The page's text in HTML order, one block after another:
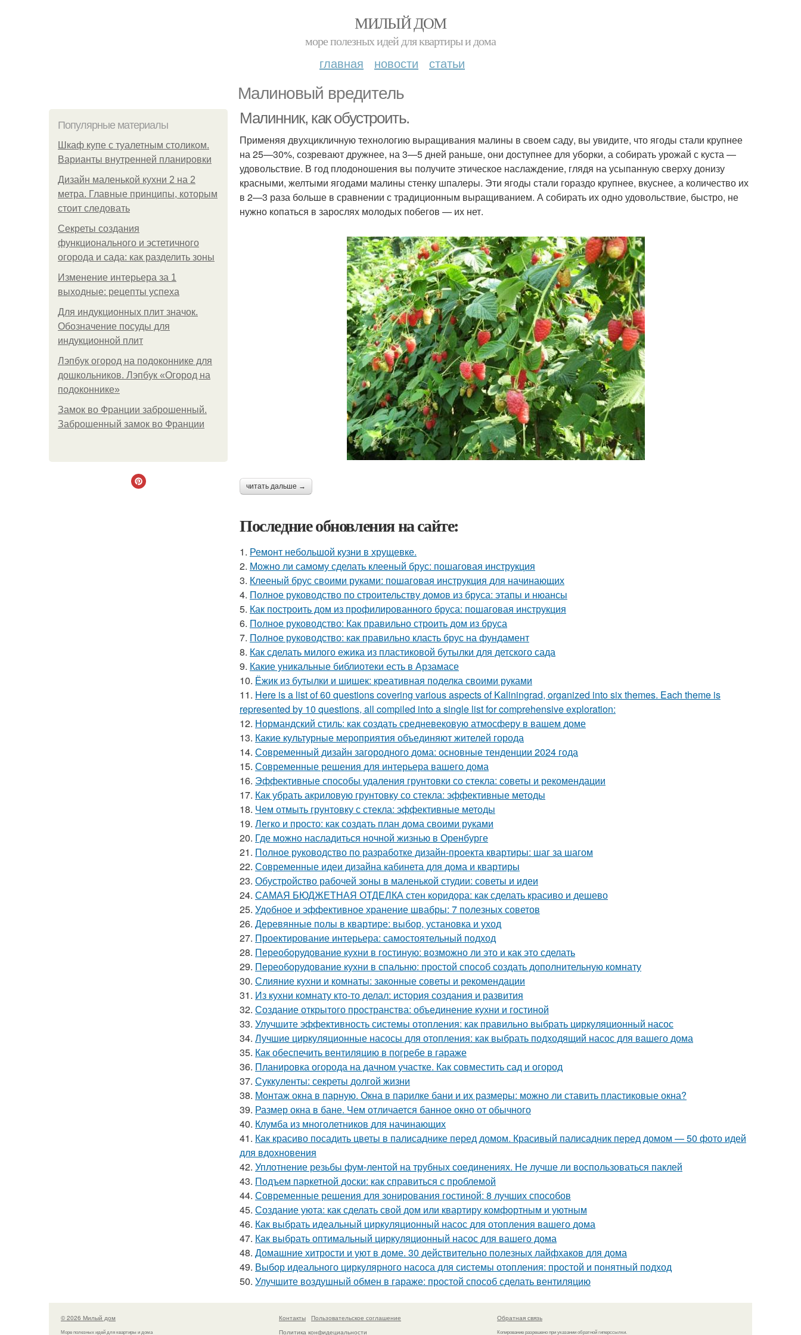
МИЛЫЙ ДОМ
море полезных идей для квартиры и дома
главная новости статьи
Малиновый вредитель
Популярные материалы
Шкаф купе с туалетным столиком.
Варианты внутренней планировки
Дизайн маленькой кухни 2 на 2
метра. Главные принципы, которым
стоит следовать
Секреты создания
функционального и эстетичного
огорода и сада: как разделить зоны
Изменение интерьера за 1
выходные: рецепты успеха
Для индукционных плит значок.
Обозначение посуды для
индукционной плит
Лэпбук огород на подоконнике для
дошкольников. Лэпбук «Огород на
подоконнике»
Замок во Франции заброшенный.
Заброшенный замок во Франции
Малинник, как обустроить.
Применяя двухцикличную техно­логию выращи­вания малины в своем саду, вы увидите, что яго­ды стали крупнее
на 25—30%, созревают дружнее, на 3—5 дней рань­ше, они доступнее для уборки, а собирать урожай с куста —
удоволь­ствие. В год плодоношения вы получите этическое наслаж­дение, глядя на усыпанную сверху донизу
красными, жел­тыми ягодами малины стенку шпалеры. Эти ягоды стали го­раздо крупнее, вкуснее, а ко­личество их
в 2—3 раза больше в сравнении с традиционным выращиванием. А собирать их одно удовольствие, быстро, не
нужно копаться в зарослях мо­лодых побегов — их нет.
читать дальше →
Последние обновления на сайте:
1. Ремонт небольшой кузни в хрущевке.
2. Можно ли самому сделать клееный брус: пошаговая инструкция
3. Клееный брус своими руками: пошаговая инструкция для начинающих
4. Полное руководство по строительству домов из бруса: этапы и нюансы
5. Как построить дом из профилированного бруса: пошаговая инструкция
6. Полное руководство: Как правильно строить дом из бруса
7. Полное руководство: как правильно класть брус на фундамент
8. Как сделать милого ежика из пластиковой бутылки для детского сада
9. Какие уникальные библиотеки есть в Арзамасе
10. Ёжик из бутылки и шишек: креативная поделка своими руками
11. Here is a list of 60 questions covering various aspects of Kaliningrad, organized into six themes. Each theme is
represented by 10 questions, all compiled into a single list for comprehensive exploration:
12. Нормандский стиль: как создать средневековую атмосферу в вашем доме
13. Какие культурные мероприятия объединяют жителей города
14. Современный дизайн загородного дома: основные тенденции 2024 года
15. Современные решения для интерьера вашего дома
16. Эффективные способы удаления грунтовки со стекла: советы и рекомендации
17. Как убрать акриловую грунтовку со стекла: эффективные методы
18. Чем отмыть грунтовку с стекла: эффективные методы
19. Легко и просто: как создать план дома своими руками
20. Где можно насладиться ночной жизнью в Оренбурге
21. Полное руководство по разработке дизайн-проекта квартиры: шаг за шагом
22. Современные идеи дизайна кабинета для дома и квартиры
23. Обустройство рабочей зоны в маленькой студии: советы и идеи
24. САМАЯ БЮДЖЕТНАЯ ОТДЕЛКА стен коридора: как сделать красиво и дешево
25. Удобное и эффективное хранение швабры: 7 полезных советов
26. Деревянные полы в квартире: выбор, установка и уход
27. Проектирование интерьера: самостоятельный подход
28. Переоборудование кухни в гостиную: возможно ли это и как это сделать
29. Переоборудование кухни в спальню: простой способ создать дополнительную комнату
30. Слияние кухни и комнаты: законные советы и рекомендации
31. Из кухни комнату кто-то делал: история создания и развития
32. Создание открытого пространства: объединение кухни и гостиной
33. Улучшите эффективность системы отопления: как правильно выбрать циркуляционный насос
34. Лучшие циркуляционные насосы для отопления: как выбрать подходящий насос для вашего дома
35. Как обеспечить вентиляцию в погребе в гараже
36. Планировка огорода на дачном участке. Как совместить сад и огород
37. Суккуленты: секреты долгой жизни
38. Монтаж окна в парную. Окна в парилке бани и их размеры: можно ли ставить пластиковые окна?
39. Размер окна в бане. Чем отличается банное окно от обычного
40. Клумба из многолетников для начинающих
41. Как красиво посадить цветы в палисаднике перед домом. Красивый палисадник перед домом — 50 фото идей
для вдохновения
42. Уплотнение резьбы фум-лентой на трубных соединениях. Не лучше ли воспользоваться паклей
43. Подъем паркетной доски: как справиться с проблемой
44. Современные решения для зонирования гостиной: 8 лучших способов
45. Создание уюта: как сделать свой дом или квартиру комфортным и уютным
46. Как выбрать идеальный циркуляционный насос для отопления вашего дома
47. Как выбрать оптимальный циркуляционный насос для вашего дома
48. Домашние хитрости и уют в доме. 30 действительно полезных лайфхаков для дома
49. Выбор идеального циркулярного насоса для системы отопления: простой и понятный подход
50. Улучшите воздушный обмен в гараже: простой способ сделать вентиляцию
© 2026 Милый дом
Море полезных идей для квартиры и дома
Контакты
Пользовательское соглашение
Политика конфидециальности
Обратная связь
Копирование разрешено при указании обратной гиперссылки.